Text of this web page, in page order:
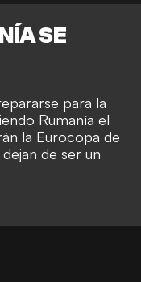
SE
para la
Rumanía el
la Eurocopa de
de ser un